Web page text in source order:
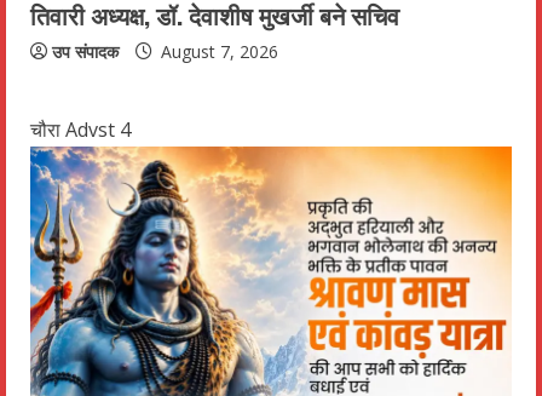
तिवारी अध्यक्ष, डॉ. देवाशीष मुखर्जी बने सचिव
उप संपादक August 7, 2026
चौरा Advst 4